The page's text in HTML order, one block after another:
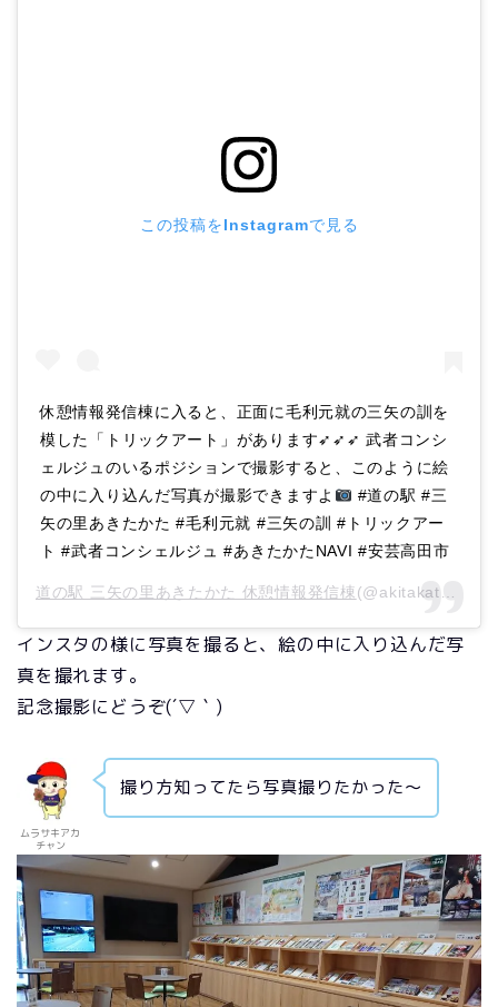
この投稿をInstagramで見る
休憩情報発信棟に入ると、正面に毛利元就の三矢の訓を
模した「トリックアート」があります➶➶➶ 武者コンシ
ェルジュのいるポジションで撮影すると、このように絵
の中に入り込んだ写真が撮影できますよ
#道の駅 #三
矢の里あきたかた #毛利元就 #三矢の訓 #トリックアー
ト #武者コンシェルジュ #あきたかたNAVI #安芸高田市
道の駅 三矢の里あきたかた 休憩情報発信棟(@akitakata_navi)がシェアした投稿 –
インスタの様に写真を撮ると、絵の中に入り込んだ写
真を撮れます。
記念撮影にどうぞ(´▽｀)
ムラサキアカ
チャン
撮り方知ってたら写真撮りたかった～